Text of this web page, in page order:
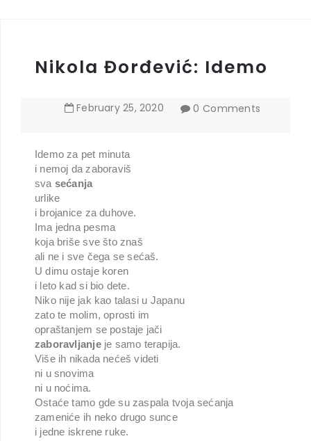
Nikola Đorđević: Idemo
February 25, 2020 0 Comments
Idemo za pet minuta
i nemoj da zaboraviš
sva sećanja
urlike
i brojanice za duhove.
Ima jedna pesma
koja briše sve što znaš
ali ne i sve čega se sećaš.
U dimu ostaje koren
i leto kad si bio dete.
Niko nije jak kao talasi u Japanu
zato te molim, oprosti im
opraštanjem se postaje jači
zaboravljanjeje samo terapija.
Više ih nikada nećeš videti
ni u snovima
ni u noćima.
Ostaće tamo gde su zaspala tvoja sećanja
zameniće ih neko drugo sunce
i jedne iskrene ruke.